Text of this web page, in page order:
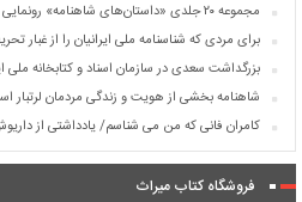
مجموعه ۲۰ جلدی «داستان‌های شاهنامه» رونمایی شد
برای مردی که شناسنامه ملی ایرانیان را از غبار
بزرگداشت سعدی در سازمان اسناد و کتابخانه ملی
شاهنامه بخشی از هویت و زندگی مردمان لرتبار
کامران فانی که من می شناسم/ یادداشتی از
فروشگاه کتاب میراث